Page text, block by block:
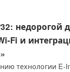
недорогой
Fi и
технологии E-